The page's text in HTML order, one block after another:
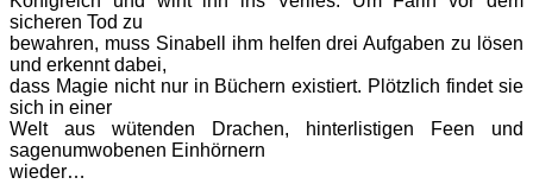
sicheren Tod zu
bewahren, muss Sinabell ihm helfen drei Aufgaben zu lösen
und erkennt dabei,
dass Magie nicht nur in Büchern existiert. Plötzlich findet sie
sich in einer
Welt aus wütenden Drachen, hinterlistigen Feen und
sagenumwobenen Einhörnern
wieder…